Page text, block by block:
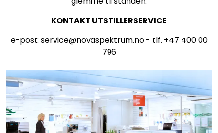
KONTAKT UTSTILLERSERVICE
e-post: service@novaspektrum.no - tlf. +47 400 00
796